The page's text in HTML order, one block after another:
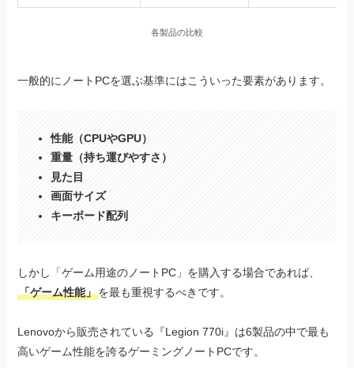
各製品の比較
一般的にノートPCを選ぶ基準にはこういった要素があります。
性能（CPUやGPU）
重量（持ち運びやすさ）
見た目
画面サイズ
キーボード配列
しかし「ゲーム用途のノートPC」を購入する場合であれば、
「ゲーム性能」を最も重視するべきです。
Lenovoから販売されている『Legion 770i』は6製品の中で最も
高いゲーム性能を誇るゲーミングノートPCです。